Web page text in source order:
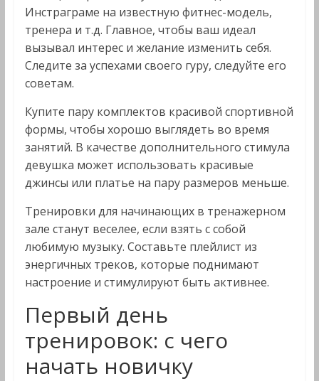
Инстраграме на известную фитнес-модель,
тренера и т.д. Главное, чтобы ваш идеал
вызывал интерес и желание изменить себя.
Следите за успехами своего гуру, следуйте его
советам.
Купите пару комплектов красивой спортивной
формы, чтобы хорошо выглядеть во время
занятий. В качестве дополнительного стимула
девушка может использовать красивые
джинсы или платье на пару размеров меньше.
Тренировки для начинающих в тренажерном
зале станут веселее, если взять с собой
любимую музыку. Составьте плейлист из
энергичных треков, которые поднимают
настроение и стимулируют быть активнее.
Первый день
тренировок: с чего
начать новичку